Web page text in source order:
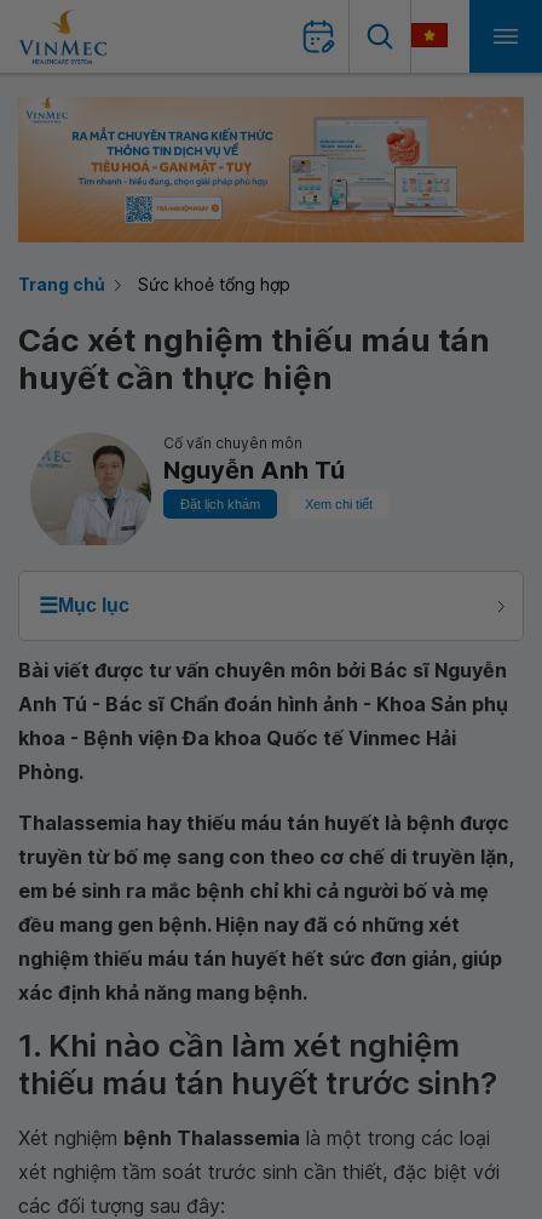
Trang chủ Sức khoẻ tổng hợp
Các xét nghiệm thiếu máu tán
huyết cần thực hiện
Cố vấn chuyên môn
Nguyễn Anh Tú
Đặt lịch khám Xem chi tiết
☰Mục lục
Bài viết được tư vấn chuyên môn bởi Bác sĩ Nguyễn
Anh Tú - Bác sĩ Chẩn đoán hình ảnh - Khoa Sản phụ
khoa - Bệnh viện Đa khoa Quốc tế Vinmec Hải
Phòng.
Thalassemia hay thiếu máu tán huyết là bệnh được
truyền từ bố mẹ sang con theo cơ chế di truyền lặn,
em bé sinh ra mắc bệnh chỉ khi cả người bố và mẹ
đều mang gen bệnh. Hiện nay đã có những xét
nghiệm thiếu máu tán huyết hết sức đơn giản, giúp
xác định khả năng mang bệnh.
1. Khi nào cần làm xét nghiệm
thiếu máu tán huyết trước sinh?
Xét nghiệm bệnh Thalassemia là một trong các loại
xét nghiệm tầm soát trước sinh cần thiết, đặc biệt với
các đối tượng sau đây: